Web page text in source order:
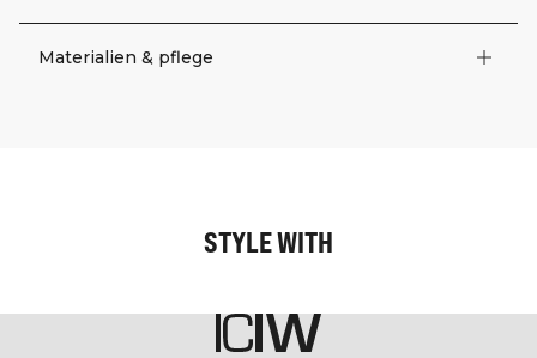
Materialien & pflege
STYLE WITH